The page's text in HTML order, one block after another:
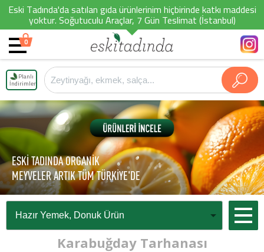
Eski Tadında'da satılan gıda ürünlerinim hiçbirinde katkı maddesi
yoktur. Soğutuculu Araçlar, 7 Gün Teslimat (İstanbul)
0
Planlı
İndirimler
ESKİ TADINDA ORGANİK
MEYVELER ARTIK TÜM TÜRKİYE'DE
Karabuğday Tarhanası